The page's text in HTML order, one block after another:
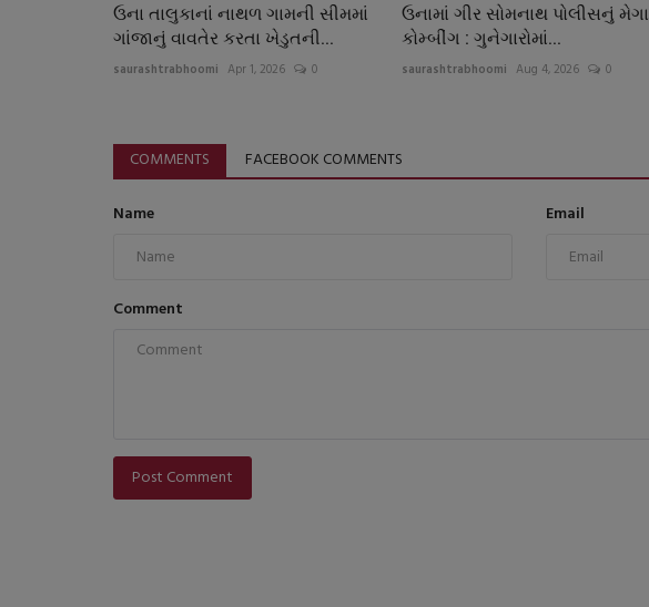
ઉના તાલુકાનાં નાથળ ગામની સીમમાં
ગાંજાનું વાવતેર કરતા ખેડુતની...
saurashtrabhoomi Apr 1, 2026 0
ઉનામાં ગીર સોમનાથ પોલીસનું મેગા
કોમ્બીંગ : ગુનેગારોમાં...
saurashtrabhoomi Aug 4, 2026 0
COMMENTS FACEBOOK COMMENTS
Name Email
Comment
Post Comment